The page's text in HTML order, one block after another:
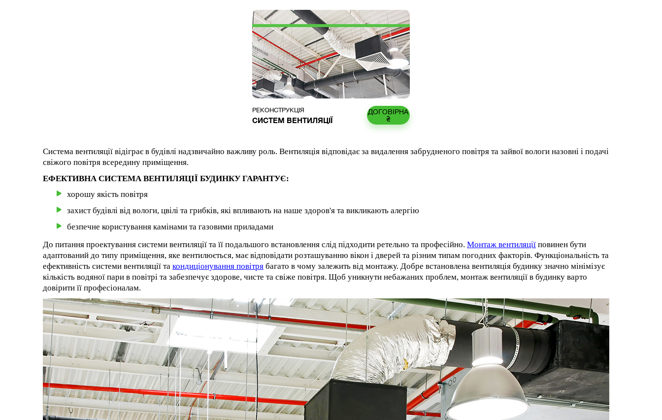
РЕКОНСТРУКЦІЯ
СИСТЕМ ВЕНТИЛЯЦІЇ
ДОГОВІРНА
₴
Система вентиляції відіграє в будівлі надзвичайно важливу роль. Вентиляція відповідає за видалення забрудненого повітря та зайвої вологи назовні і подачі
свіжого повітря всередину приміщення.
ЕФЕКТИВНА СИСТЕМА ВЕНТИЛЯЦІЇ БУДИНКУ ГАРАНТУЄ:
хорошу якість повітря
захист будівлі від вологи, цвілі та грибків, які впливають на наше здоров'я та викликають алергію
безпечне користування камінами та газовими приладами
До питання проектування системи вентиляції та її подальшого встановлення слід підходити ретельно та професійно. Монтаж вентиляції повинен бути
адаптований до типу приміщення, яке вентилюється, має відповідати розташуванню вікон і дверей та різним типам погодних факторів. Функціональність та
ефективність системи вентиляції та кондиціонування повітря багато в чому залежить від монтажу. Добре встановлена ​​вентиляція будинку значно мінімізує
кількість водяної пари в повітрі та забезпечує здорове, чисте та свіже повітря. Щоб уникнути небажаних проблем, монтаж вентиляції в будинку варто
довірити її професіоналам.